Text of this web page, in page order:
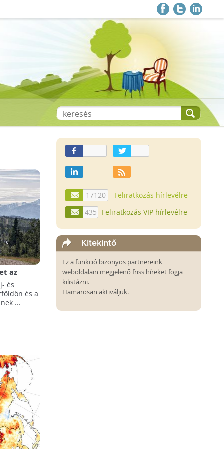
az
és
és a
...
17120
Feliratkozás hírlevélre
435
Feliratkozás VIP hírlevélre
Kitekintő
Ez a funkció bizonyos partnereink
weboldalain megjelenő friss híreket fogja
kilistázni.
Hamarosan aktiváljuk.